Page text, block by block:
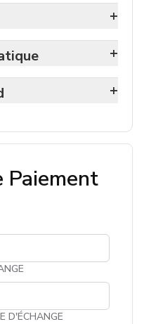
+
+
+
Paiement
D'ÉCHANGE